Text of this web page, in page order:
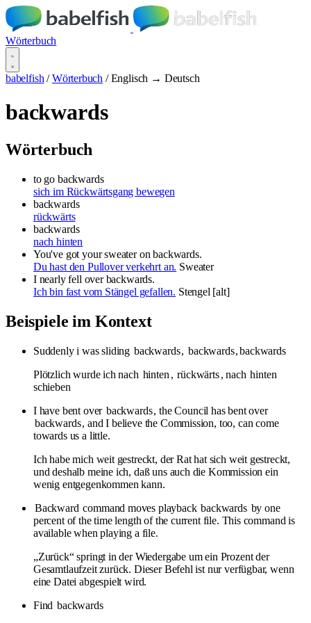
Wörterbuch
babelfish / Wörterbuch / Englisch → Deutsch
backwards
Wörterbuch
to go backwards
sich im Rückwärtsgang bewegen
backwards
rückwärts
backwards
nach hinten
You've got your sweater on backwards.
Du hast den Pullover verkehrt an. Sweater
I nearly fell over backwards.
Ich bin fast vom Stängel gefallen. Stengel [alt]
Beispiele im Kontext
Suddenly i was sliding backwards, backwards,backwards
Plötzlich wurde ich nach hinten , rückwärts, nach hinten
schieben
I have bent over backwards, the Council has bent over
backwards, and I believe the Commission, too, can come
towards us a little.
Ich habe mich weit gestreckt, der Rat hat sich weit gestreckt,
und deshalb meine ich, daß uns auch die Kommission ein
wenig entgegenkommen kann.
Backward command moves playback backwards by one
percent of the time length of the current file. This command is
available when playing a file.
„Zurück“ springt in der Wiedergabe um ein Prozent der
Gesamtlaufzeit zurück. Dieser Befehl ist nur verfügbar, wenn
eine Datei abgespielt wird.
Find backwards